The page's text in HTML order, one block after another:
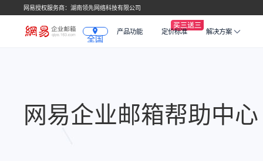
网易授权服务商：湖南领先网络科技有限公司
全国
产品功能 定价标准 解决方案
网易企业邮箱帮助中心